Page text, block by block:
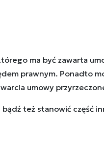
ma być zawarta
prawnym. Ponadto
umowy
też stanowić część